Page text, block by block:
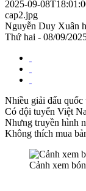
2025-09-
cap2.jpg
Nguyễn Duy Xuân
Thứ hai - 08/09/
Nhiều giải đấu quốc
Có đội tuyển Việt
Nhưng truyền hình
Không thích mua
Cảnh xem